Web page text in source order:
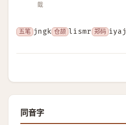
蛓
五笔 jngk 仓颉 lismr 郑码 iyaj
同音字